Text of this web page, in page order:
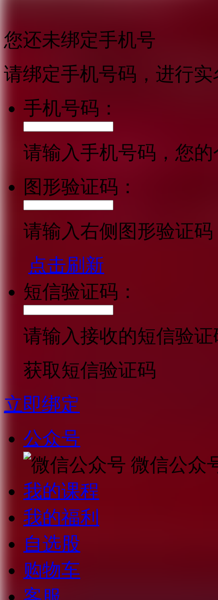
您还未绑定手机号
请绑定手机号码，进行
手机号码：
请输入手机号码，您
图形验证码：
请输入右侧图形验证码
点击刷新
短信验证码：
请输入接收的短信验证
获取短信验证码
立即绑定
公众号
微信公众
我的课程
我的福利
自选股
购物车